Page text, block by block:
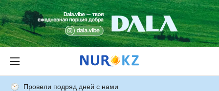
Провели подряд дней с нами